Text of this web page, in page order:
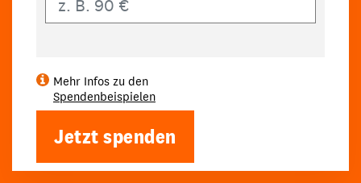
Mehr Infos zu den
Spendenbeispielen
Jetzt spenden